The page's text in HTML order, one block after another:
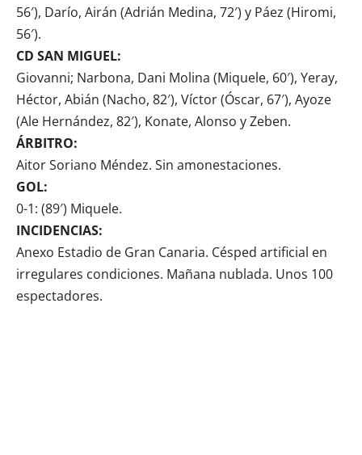
56′), Darío, Airán (Adrián Medina, 72′) y Páez (Hiromi,
56′).
CD SAN MIGUEL:
Giovanni; Narbona, Dani Molina (Miquele, 60′), Yeray,
Héctor, Abián (Nacho, 82′), Víctor (Óscar, 67′), Ayoze
(Ale Hernández, 82′), Konate, Alonso y Zeben.
ÁRBITRO:
Aitor Soriano Méndez. Sin amonestaciones.
GOL:
0-1: (89′) Miquele.
INCIDENCIAS:
Anexo Estadio de Gran Canaria. Césped artificial en
irregulares condiciones. Mañana nublada. Unos 100
espectadores.